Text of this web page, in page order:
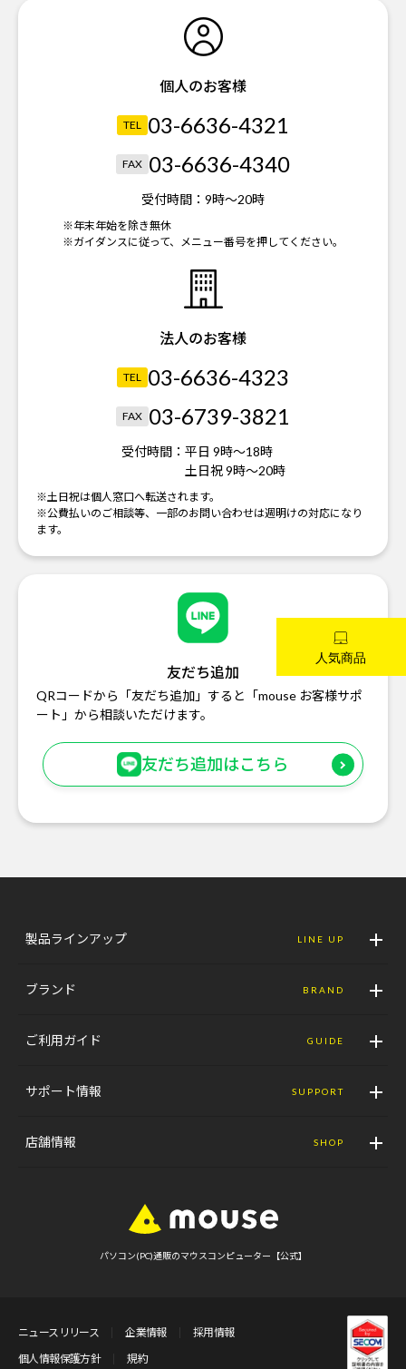
個人のお客様
TEL 03-6636-4321
FAX 03-6636-4340
受付時間： 9時～20時
※年末年始を除き無休
※ガイダンスに従って、メニュー番号を押してください。
法人のお客様
TEL 03-6636-4323
FAX 03-6739-3821
受付時間： 平日 9時～18時
土日祝 9時～20時
※土日祝は個人窓口へ転送されます。
※公費払いのご相談等、一部のお問い合わせは週明けの対応になり
ます。
友だち追加
QRコードから「友だち追加」すると「mouse お客様サポ
ート」から相談いただけます。
友だち追加はこちら
製品ラインアップ LINE UP
ブランド BRAND
ご利用ガイド GUIDE
サポート情報 SUPPORT
店舗情報 SHOP
パソコン(PC)通販のマウスコンピューター【公式】
ニュースリリース 企業情報
採用情報
個人情報保護方針
規約